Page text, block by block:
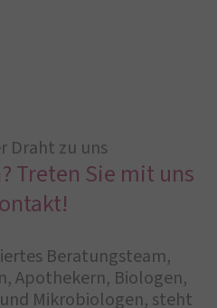
Draht zu uns
Treten Sie mit uns
Beratungsteam,
Apothekern, Biologen,
Mikrobiologen, steht